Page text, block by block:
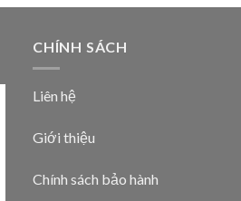
CHÍNH SÁCH
Liên hệ
Giới thiệu
Chính sách bảo hành